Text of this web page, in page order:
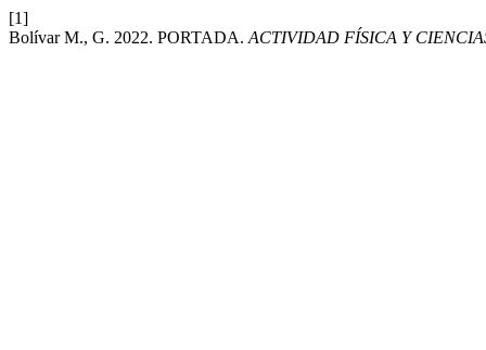
[1]
Bolívar M., G. 2022. PORTADA. ACTIVIDAD FÍSICA Y